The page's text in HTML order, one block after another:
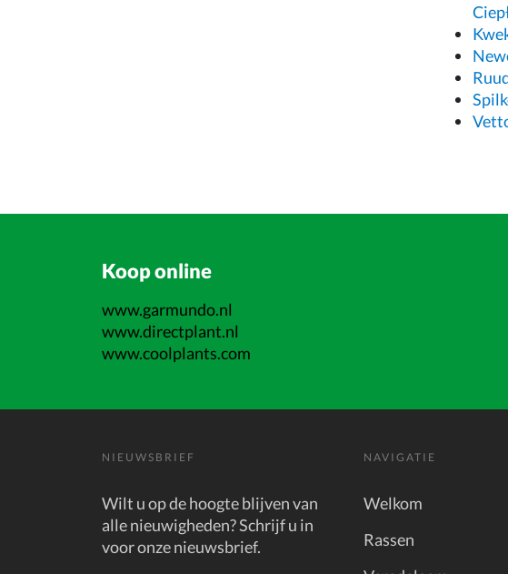
Koop online
www.garmundo.nl
www.directplant.nl
www.coolplants.com
NIEUWSBRIEF
Wilt u op de hoogte blijven van
alle nieuwigheden? Schrijf u in
voor onze nieuwsbrief.
NAVIGATIE
Welkom
Rassen